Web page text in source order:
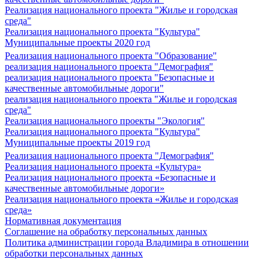
Реализация национального проекта "Жилье и городская
среда"
Реализация национального проекта "Культура"
Муниципальные проекты 2020 год
Реализация национального проекта "Образование"
реализация национального проекта "Демография"
реализация национального проекта "Безопасные и
качественные автомобильные дороги"
реализация национального проекта "Жилье и городская
среда"
Реализация национального проекты "Экология"
Реализация национального проекта "Культура"
Муниципальные проекты 2019 год
Реализация национального проекта "Демография"
Реализация национального проекта «Культура»
Реализация национального проекта «Безопасные и
качественные автомобильные дороги»
Реализация национального проекта «Жилье и городская
среда»
Нормативная документация
Соглашение на обработку персональных данных
Политика администрации города Владимира в отношении
обработки персональных данных